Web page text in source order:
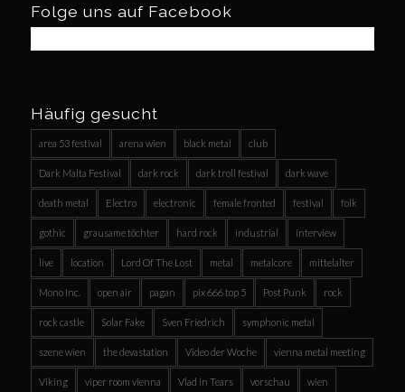
Folge uns auf Facebook
Häufig gesucht
area 53 festival arena wien black metal club
Dark Malta Festival dark rock dark troll festival dark wave
death metal Electro electronic female fronted festival folk
gothic grausame töchter hard rock industrial interview
live location Lord Of The Lost metal metalcore mittelalter
Mono Inc. open air pagan pix 666 top 5 Post Punk rock
rock castle Solar Fake Sven Friedrich symphonic metal
szene wien the devastation Video der Woche vienna metal meeting
Viking viper room vienna Vlad in Tears vorschau wien